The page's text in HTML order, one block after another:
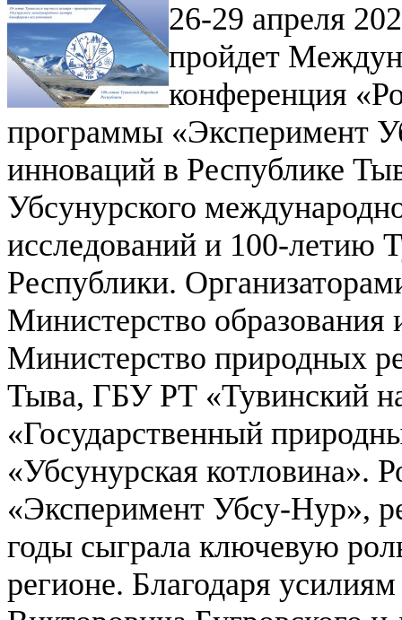
26-29 апреля
пройдет
конференция
программы «Эксперимент
инноваций в Республике
Убсунурского
исследований и 100-летию
Республики.
Министерство
Министерство природных
Тыва, ГБУ РТ «Тувинский
«Государственный
«Убсунурская котловина».
«Эксперимент Убсу-Нур»,
годы сыграла ключевую
регионе. Благодаря